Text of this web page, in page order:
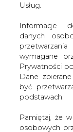
Usług.
Informacje
danych
wymagane
Prywatności
Dane
być
podstawach.
Pamiętaj, że
osobowych
2009-05-21 00:00
kredytu z